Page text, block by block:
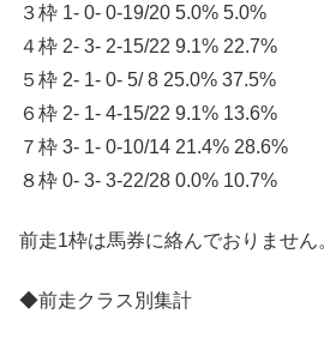
３枠 1- 0- 0-19/20 5.0% 5.0%
４枠 2- 3- 2-15/22 9.1% 22.7%
５枠 2- 1- 0- 5/ 8 25.0% 37.5%
６枠 2- 1- 4-15/22 9.1% 13.6%
７枠 3- 1- 0-10/14 21.4% 28.6%
８枠 0- 3- 3-22/28 0.0% 10.7%
前走1枠は馬券に絡んでおりません。
◆前走クラス別集計